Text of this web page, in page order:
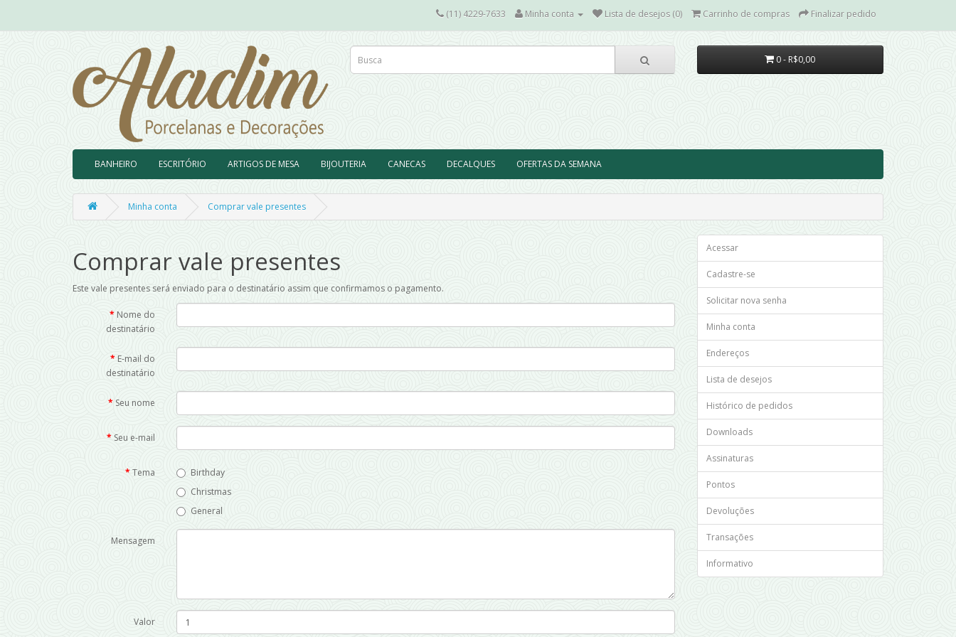
(11) 4229-7633 Minha conta Lista de desejos (0) Carrinho de compras Finalizar pedido
0 - R$0,00
BANHEIRO ESCRITÓRIO ARTIGOS DE MESA BIJOUTERIA CANECAS DECALQUES OFERTAS DA SEMANA
Minha conta Comprar vale presentes
Comprar vale presentes
Este vale presentes será enviado para o destinatário assim que confirmamos o pagamento.
Nome do
destinatário
E-mail do
destinatário
Seu nome
Seu e-mail
Tema
Birthday
Christmas
General
Mensagem
Valor
Acessar
Cadastre-se
Solicitar nova senha
Minha conta
Endereços
Lista de desejos
Histórico de pedidos
Downloads
Assinaturas
Pontos
Devoluções
Transações
Informativo